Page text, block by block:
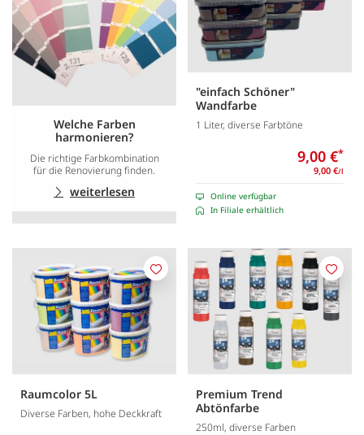
Welche Farben
harmonieren?
Die richtige Farbkombination
für die Renovierung finden.
weiterlesen
"einfach Schöner"
Wandfarbe
1 Liter, diverse Farbtöne
9,00 €*
9,00 €/l
Online verfügbar
In Filiale erhältlich
Raumcolor 5L
Diverse Farben, hohe Deckkraft
Merken
Premium Trend
Abtönfarbe
250ml, diverse Farben